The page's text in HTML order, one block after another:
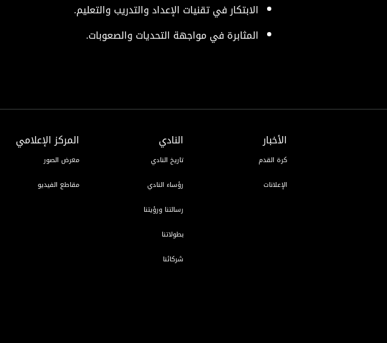
الابتكار في تقنيات الإعداد والتدريب والتعليم.
المثابرة في مواجهة التحديات والصعوبات.
الأخبار
كرة القدم
الإعلانات
النادي
تاريخ النادي
رؤساء النادي
رسالتنا ورؤيتنا
بطولاتنا
شركائنا
المركز الإعلامي
معرض الصور
مقاطع الفيديو